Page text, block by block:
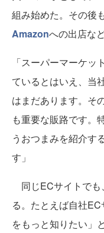
組み始めた。その後も
Amazonへの出店な
「スーパーマーケ
ているとはいえ、当
はまだあります。そ
も重要な販路です。
うおつまみを紹介す
す」
同じECサイトでも
る。たとえば自社
をもっと知りたい」